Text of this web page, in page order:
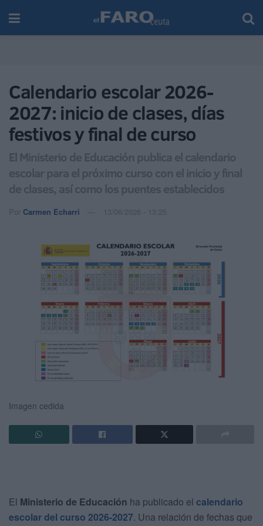
Calendario escolar 2026-
2027: inicio de clases, días
festivos y final de curso
El Ministerio de Educación publica el calendario
escolar para el próximo curso con el inicio y final
de clases, así como los puentes establecidos
Por Carmen Echarri 13/06/2026 - 13:25
Imagen cedida
El Ministerio de Educación ha publicado el calendario
escolar del curso 2026-2027. Una relación de fechas que